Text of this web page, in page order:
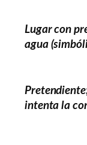
Lugar con
agua
intenta la